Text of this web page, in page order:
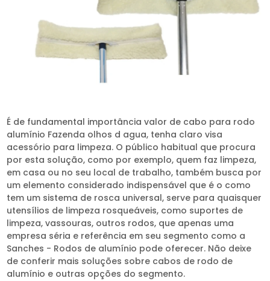
É de fundamental importância valor de cabo para rodo
alumínio Fazenda olhos d agua, tenha claro visa
acessório para limpeza. O público habitual que procura
por esta solução, como por exemplo, quem faz limpeza,
em casa ou no seu local de trabalho, também busca por
um elemento considerado indispensável que é o como
tem um sistema de rosca universal, serve para quaisquer
utensílios de limpeza rosqueáveis, como suportes de
limpeza, vassouras, outros rodos, que apenas uma
empresa séria e referência em seu segmento como a
Sanches - Rodos de alumínio pode oferecer. Não deixe
de conferir mais soluções sobre cabos de rodo de
alumínio e outras opções do segmento.